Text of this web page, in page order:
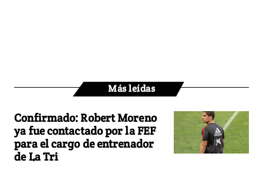
Más leídas
Confirmado: Robert Moreno
ya fue contactado por la FEF
para el cargo de entrenador
de La Tri